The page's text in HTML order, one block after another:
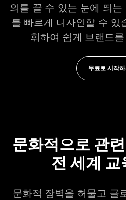
의를 끌 수 있는 눈에 띄는
를 빠르게 디자인할 수 있
휘하여 쉽게 브랜드
무료로 시작하
문화적으로 관
전 세계 교
문화적 장벽을 허물고 글